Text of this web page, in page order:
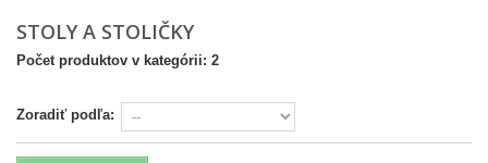
STOLY A STOLIČKY
Počet produktov v kategórii: 2
Zoradiť podľa: